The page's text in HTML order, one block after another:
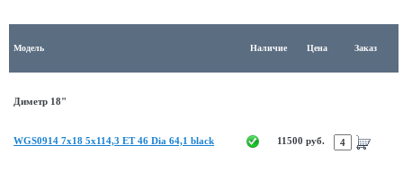
Модель Наличие Цена Заказ
Диметр 18"
WGS0914 7x18 5x114,3 ET 46 Dia 64,1 black 11500 руб.